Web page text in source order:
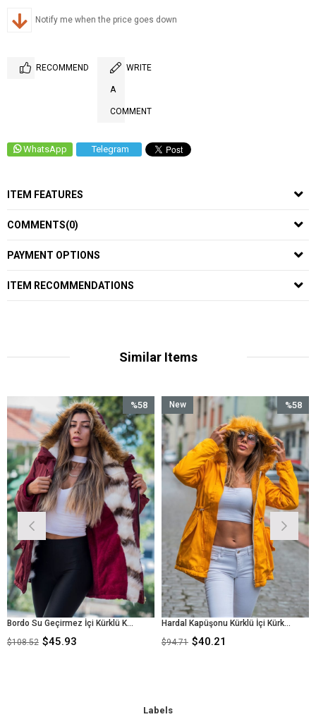
Notify me when the price goes down
RECOMMEND WRITE
A
COMMENT
WhatsApp Telegram
ITEM FEATURES
COMMENTS(0)
PAYMENT OPTIONS
ITEM RECOMMENDATIONS
Similar Items
Bordo Su Geçirmez İçi Kürklü Kürk Kapüşonlu Mont
$45.93
$108.52
%58
Sale
%58Sale
Hardal Kapüşonu Kürklü İçi Kürklü Gabardin Mont
$40.21
$94.71
%58
Sale
%58Sale
New
Item
Labels